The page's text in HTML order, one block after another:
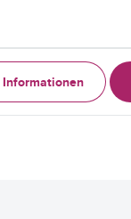
Informationen